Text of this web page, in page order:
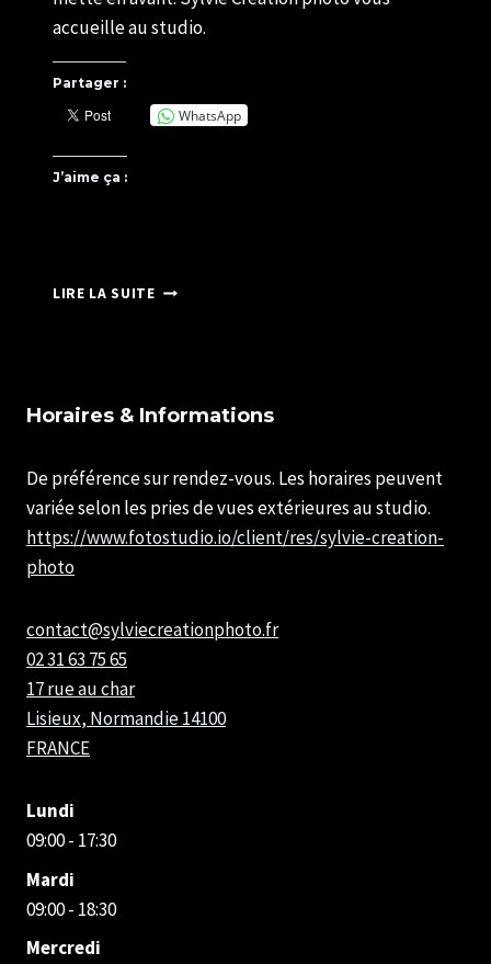
accueille au studio.
Partager :
WhatsApp
J’aime ça :
LIRE LA SUITEPHOTO
Horaires & Informations
De préférence sur rendez-vous. Les horaires peuvent
variée selon les pries de vues extérieures au studio.
https://www.fotostudio.io/client/res/sylvie-creation-
photo
contact@sylviecreationphoto.fr
02 31 63 75 65
17 rue au char
Lisieux, Normandie14100
FRANCE
Lundi
09:00 - 17:30
Mardi
09:00 - 18:30
Mercredi